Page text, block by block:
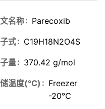
名称 Parecoxib
式 C19H18N2O4S
量 370.42 g/mol
温度(℃)
Freezer
-20℃